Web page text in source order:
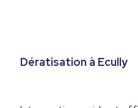
Dératisation à Ecully